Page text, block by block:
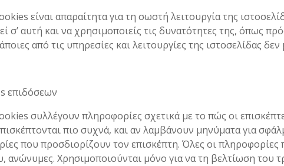
είναι απαραίτητα για τη σωστή λειτουργία της
σ’ αυτή και να χρησιμοποιείς τις δυνατότητες της, όπως
από τις υπηρεσίες και λειτουργίες της ιστοσελίδας
επιδόσεων
συλλέγουν πληροφορίες σχετικά με το πώς οι
πιο συχνά, και αν λαμβάνουν μηνύματα για
που προσδιορίζουν τον επισκέπτη. Όλες οι πληροφορίες
ανώνυμες. Χρησιμοποιούνται μόνο για να τη βελτίωση του